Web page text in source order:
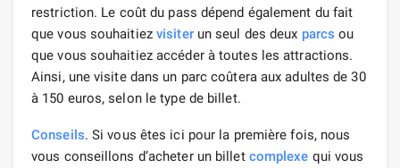
restriction. Le coût du pass dépend également du fait
que vous souhaitiez visiterun seul des deux parcs ou
que vous souhaitiez accéder à toutes les attractions.
Ainsi, une visite dans un parc coûtera aux adultes de 30
à 150 euros, selon le type de billet.
Conseils. Si vous êtes ici pour la première fois, nous
vous conseillons d’acheter un billet complexe qui vous